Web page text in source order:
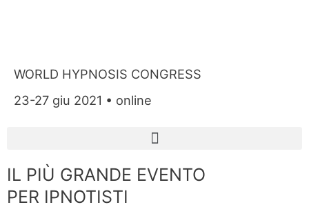
WORLD HYPNOSIS CONGRESS
23-27 giu 2021 • online
IL PIÙ GRANDE EVENTO
PER IPNOTISTI